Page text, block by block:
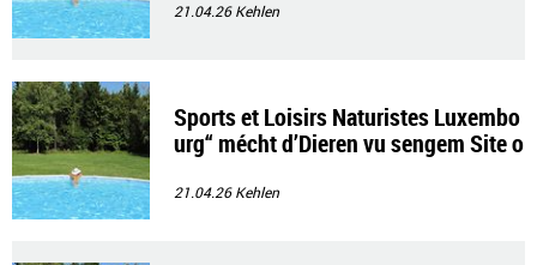
21.04.26Kehlen
Sports et Loisirs Naturistes Luxembo
urg“ mécht d’Dieren vu sengem Site o
21.04.26Kehlen